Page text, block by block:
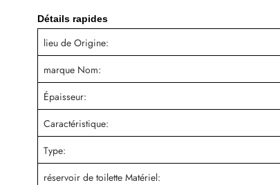
Détails rapides
lieu de Origine:
marque Nom:
Épaisseur:
Caractéristique:
Type:
réservoir de toilette Matériel: